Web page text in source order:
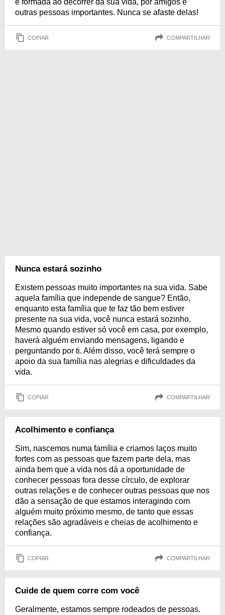
é formada ao decorrer da sua vida, por amigos e
outras pessoas importantes. Nunca se afaste delas!
COPIAR COMPARTILHAR
Nunca estará sozinho
Existem pessoas muito importantes na sua vida. Sabe
aquela família que independe de sangue? Então,
enquanto esta família que te faz tão bem estiver
presente na sua vida, você nunca estará sozinho.
Mesmo quando estiver só você em casa, por exemplo,
haverá alguém enviando mensagens, ligando e
perguntando por ti. Além disso, você terá sempre o
apoio da sua família nas alegrias e dificuldades da
vida.
COPIAR COMPARTILHAR
Acolhimento e confiança
Sim, nascemos numa família e criamos laços muito
fortes com as pessoas que fazem parte dela, mas
ainda bem que a vida nos dá a oportunidade de
conhecer pessoas fora desse círculo, de explorar
outras relações e de conhecer outras pessoas que nos
dão a sensação de que estamos interagindo com
alguém muito próximo mesmo, de tanto que essas
relações são agradáveis e cheias de acolhimento e
confiança.
COPIAR COMPARTILHAR
Cuide de quem corre com você
Geralmente, estamos sempre rodeados de pessoas.